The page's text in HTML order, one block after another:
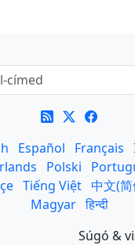
Español Français
Polski
Tiếng Việt 中文(
Magyar हिन्दी
Súgó &